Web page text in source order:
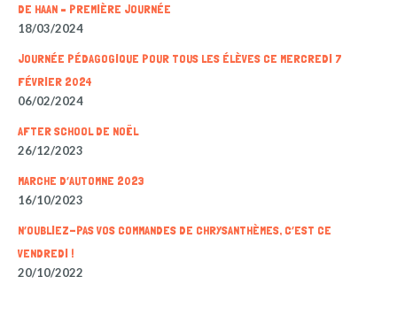
DE HAAN – PREMIÈRE JOURNÉE
18/03/2024
JOURNÉE PÉDAGOGIQUE POUR TOUS LES ÉLÈVES CE MERCREDI 7
FÉVRIER 2024
06/02/2024
AFTER SCHOOL DE NOËL
26/12/2023
MARCHE D’AUTOMNE 2023
16/10/2023
N’OUBLIEZ-PAS VOS COMMANDES DE CHRYSANTHÈMES, C’EST CE
VENDREDI !
20/10/2022